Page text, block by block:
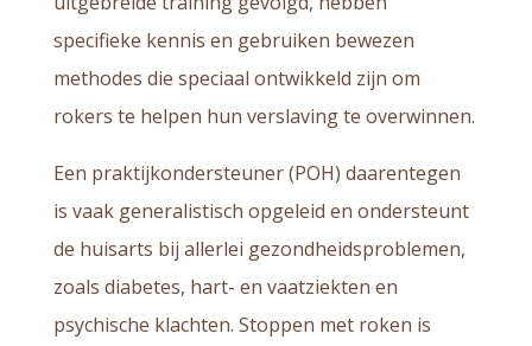
specifieke kennis en gebruiken bewezen
methodes die speciaal ontwikkeld zijn om
rokers te helpen hun verslaving te overwinnen.
Een praktijkondersteuner (POH) daarentegen
is vaak generalistisch opgeleid en ondersteunt
de huisarts bij allerlei gezondheidsproblemen,
zoals diabetes, hart- en vaatziekten en
psychische klachten. Stoppen met roken is